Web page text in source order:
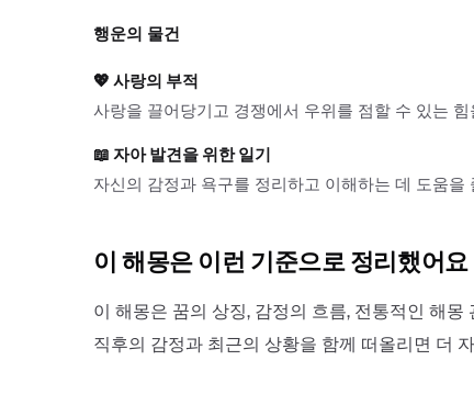
행운의 물건
💖 사랑의 부적
사랑을 끌어당기고 경쟁에서 우위를 점할 수 있는
📖 자아 발견을 위한 일기
자신의 감정과 욕구를 정리하고 이해하는 데 도움을
이 해몽은 이런 기준으로 정리했어요
이 해몽은 꿈의 상징, 감정의 흐름, 전통적인 해
직후의 감정과 최근의 상황을 함께 떠올리면 더